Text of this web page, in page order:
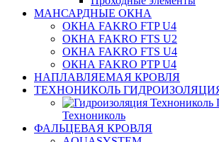
МАНСАРДНЫЕ ОКНА
ОКНА FAKRO FTP U4
ОКНА FAKRO FTS U2
ОКНА FAKRO FTS U4
ОКНА FAKRO PTP U4
НАПЛАВЛЯЕМАЯ КРОВЛЯ
ТЕХНОНИКОЛЬ
Технониколь
ФАЛЬЦЕВАЯ КРОВЛЯ